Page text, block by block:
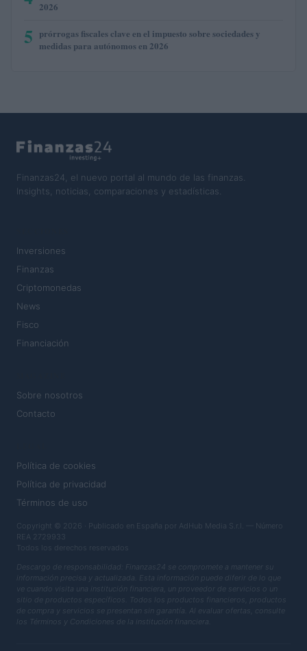
2026
5 prórrogas fiscales clave en el impuesto sobre sociedades y
medidas para autónomos en 2026
Finanzas24, el nuevo portal al mundo de las finanzas.
Insights, noticias, comparaciones y estadísticas.
Inversiones
Finanzas
Criptomonedas
News
Fisco
Financiación
Sobre nosotros
Contacto
Política de cookies
Política de privacidad
Términos de uso
Copyright © 2026 · Publicado en España por AdHub Media S.r.l. — Número
REA 2729933
Todos los derechos reservados
Descargo de responsabilidad: Finanzas24 se compromete a mantener su
información precisa y actualizada. Esta información puede diferir de lo que
ve cuando visita una institución financiera, un proveedor de servicios o un
sitio de productos específicos. Todos los productos financieros, productos
de compra y servicios se presentan sin garantía. Al evaluar ofertas, consulte
los Términos y Condiciones de la institución financiera.